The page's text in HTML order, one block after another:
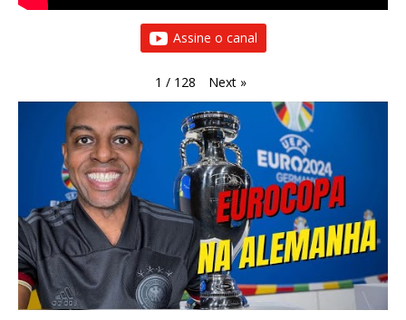
Assine o canal
1 / 128 Next »